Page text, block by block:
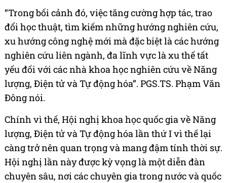
“Trong bối cảnh đó, việc tăng cường hợp tác, trao
đổi học thuật, tìm kiếm những hướng nghiên cứu,
xu hướng công nghệ mới mà đặc biệt là các hướng
nghiên cứu liên ngành, đa lĩnh vực là xu thế tất
yếu đối với các nhà khoa học nghiên cứu về Năng
lượng, Điện tử và Tự động hóa”. PGS.TS. Phạm Văn
Đông nói.
Chính vì thế, Hội nghị khoa học quốc gia về Năng
lượng, Điện tử và Tự động hóa lần thứ I vì thế lại
càng trở nên quan trọng và mang đậm tính thời sự.
Hội nghị lần này được kỳ vọng là một diễn đàn
chuyên sâu, nơi các chuyên gia trong nước và quốc